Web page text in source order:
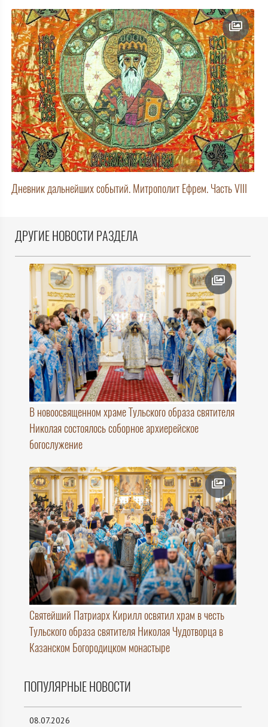
Дневник дальнейших событий. Митрополит Ефрем. Часть VIII
ДРУГИЕ НОВОСТИ РАЗДЕЛА
В новоосвященном храме Тульского образа святителя
Николая состоялось соборное архиерейское
богослужение
Святейший Патриарх Кирилл освятил храм в честь
Тульского образа святителя Николая Чудотворца в
Казанском Богородицком монастыре
ПОПУЛЯРНЫЕ НОВОСТИ
08.07.2026